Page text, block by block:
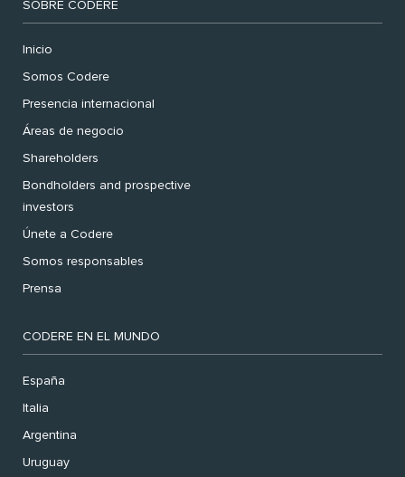
SOBRE CODERE
Inicio
Somos Codere
Presencia internacional
Áreas de negocio
Shareholders
Bondholders and prospective
investors
Únete a Codere
Somos responsables
Prensa
CODERE EN EL MUNDO
España
Italia
Argentina
Uruguay